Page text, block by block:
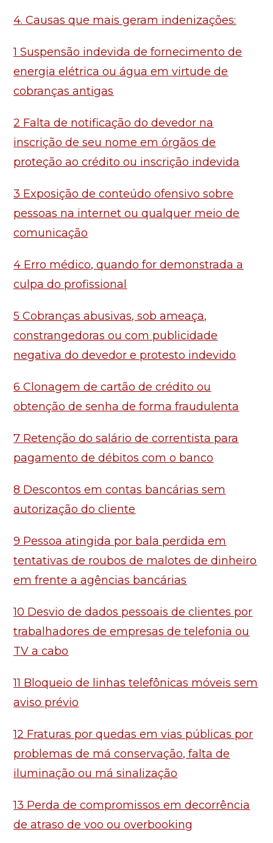
4. Causas que mais geram indenizações:
1 Suspensão indevida de fornecimento de
energia elétrica ou água em virtude de
cobranças antigas
2 Falta de notificação do devedor na
inscrição de seu nome em órgãos de
proteção ao crédito ou inscrição indevida
3 Exposição de conteúdo ofensivo sobre
pessoas na internet ou qualquer meio de
comunicação
4 Erro médico, quando for demonstrada a
culpa do profissional
5 Cobranças abusivas, sob ameaça,
constrangedoras ou com publicidade
negativa do devedor e protesto indevido
6 Clonagem de cartão de crédito ou
obtenção de senha de forma fraudulenta
7 Retenção do salário de correntista para
pagamento de débitos com o banco
8 Descontos em contas bancárias sem
autorização do cliente
9 Pessoa atingida por bala perdida em
tentativas de roubos de malotes de dinheiro
em frente a agências bancárias
10 Desvio de dados pessoais de clientes por
trabalhadores de empresas de telefonia ou
TV a cabo
11 Bloqueio de linhas telefônicas móveis sem
aviso prévio
12 Fraturas por quedas em vias públicas por
problemas de má conservação, falta de
iluminação ou má sinalização
13 Perda de compromissos em decorrência
de atraso de voo ou overbooking